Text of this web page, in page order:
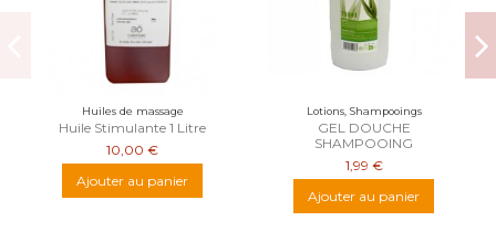
Huiles de massage
Huile Stimulante 1 Litre
10,00 €
Ajouter au panier
Lotions, Shampooings
GEL DOUCHE
SHAMPOOING
1,99 €
Ajouter au panier